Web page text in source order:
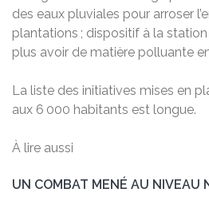
des eaux pluviales pour arroser
plantations ; dispositif à la station
plus avoir de matière polluante
La liste des initiatives mises en
aux 6 000 habitants est longue.
À lire aussi
UN COMBAT MENÉ AU NIVEAU